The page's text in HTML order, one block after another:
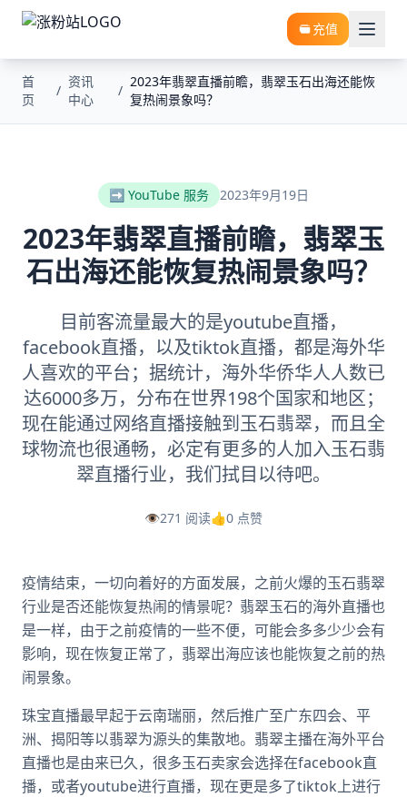
充值
首
页
/
资讯
中心
/
2023年翡翠直播前瞻，翡翠玉石出海还能恢
复热闹景象吗？
➡️ YouTube 服务 2023年9月19日
2023年翡翠直播前瞻，翡翠玉
石出海还能恢复热闹景象吗？
目前客流量最大的是youtube直播，
facebook直播，以及tiktok直播，都是海外华
人喜欢的平台；据统计，海外华侨华人人数已
达6000多万，分布在世界198个国家和地区；
现在能通过网络直播接触到玉石翡翠，而且全
球物流也很通畅，必定有更多的人加入玉石翡
翠直播行业，我们拭目以待吧。
👁️271 阅读👍0 点赞
疫情结束，一切向着好的方面发展，之前火爆的玉石翡翠
行业是否还能恢复热闹的情景呢？翡翠玉石的海外直播也
是一样，由于之前疫情的一些不便，可能会多多少少会有
影响，现在恢复正常了，翡翠出海应该也能恢复之前的热
闹景象。
珠宝直播最早起于云南瑞丽，然后推广至广东四会、平
洲、揭阳等以翡翠为源头的集散地。翡翠主播在海外平台
直播也是由来已久，很多玉石卖家会选择在facebook直
播，或者youtube进行直播，现在更是多了tiktok上进行